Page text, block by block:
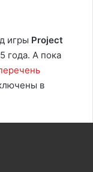
игры Project
года. А пока
в